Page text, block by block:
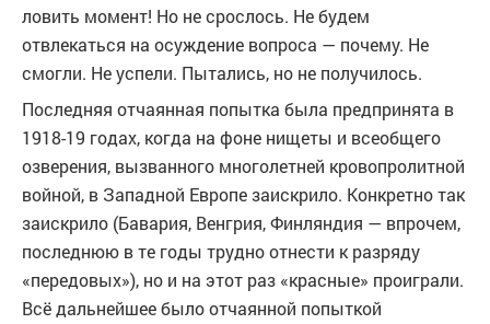
ловить момент! Но не срослось. Не будем
отвлекаться на осуждение вопроса — почему. Не
смогли. Не успели. Пытались, но не получилось.
Последняя отчаянная попытка была предпринята в
1918-19 годах, когда на фоне нищеты и всеобщего
озверения, вызванного многолетней кровопролитной
войной, в Западной Европе заискрило. Конкретно так
заискрило (Бавария, Венгрия, Финляндия — впрочем,
последнюю в те годы трудно отнести к разряду
«передовых»), но и на этот раз «красные» проиграли.
Всё дальнейшее было отчаянной попыткой